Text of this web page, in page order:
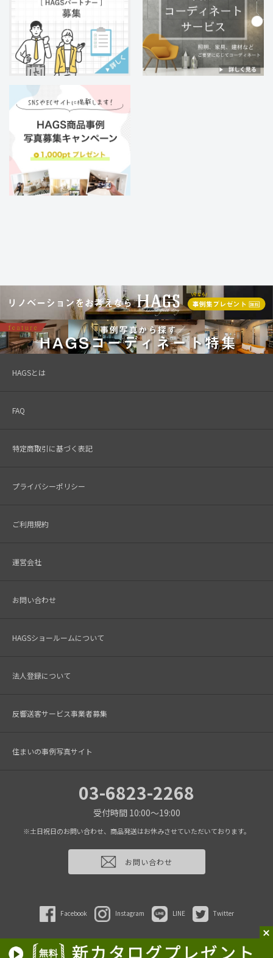
HAGSとは
FAQ
特定商取引に基づく表記
プライバシーポリシー
ご利用規約
運営会社
お問い合わせ
HAGSショールームについて
法人登録について
反響送客サービス事業者募集
住まいの事例写真サイト
03-6823-2268
受付時間 10:00～19:00
※土日祝日のお問い合わせ、商品発送はお休みさせていただいております。
お問い合わせ
Facebook Instagram LINE Twitter